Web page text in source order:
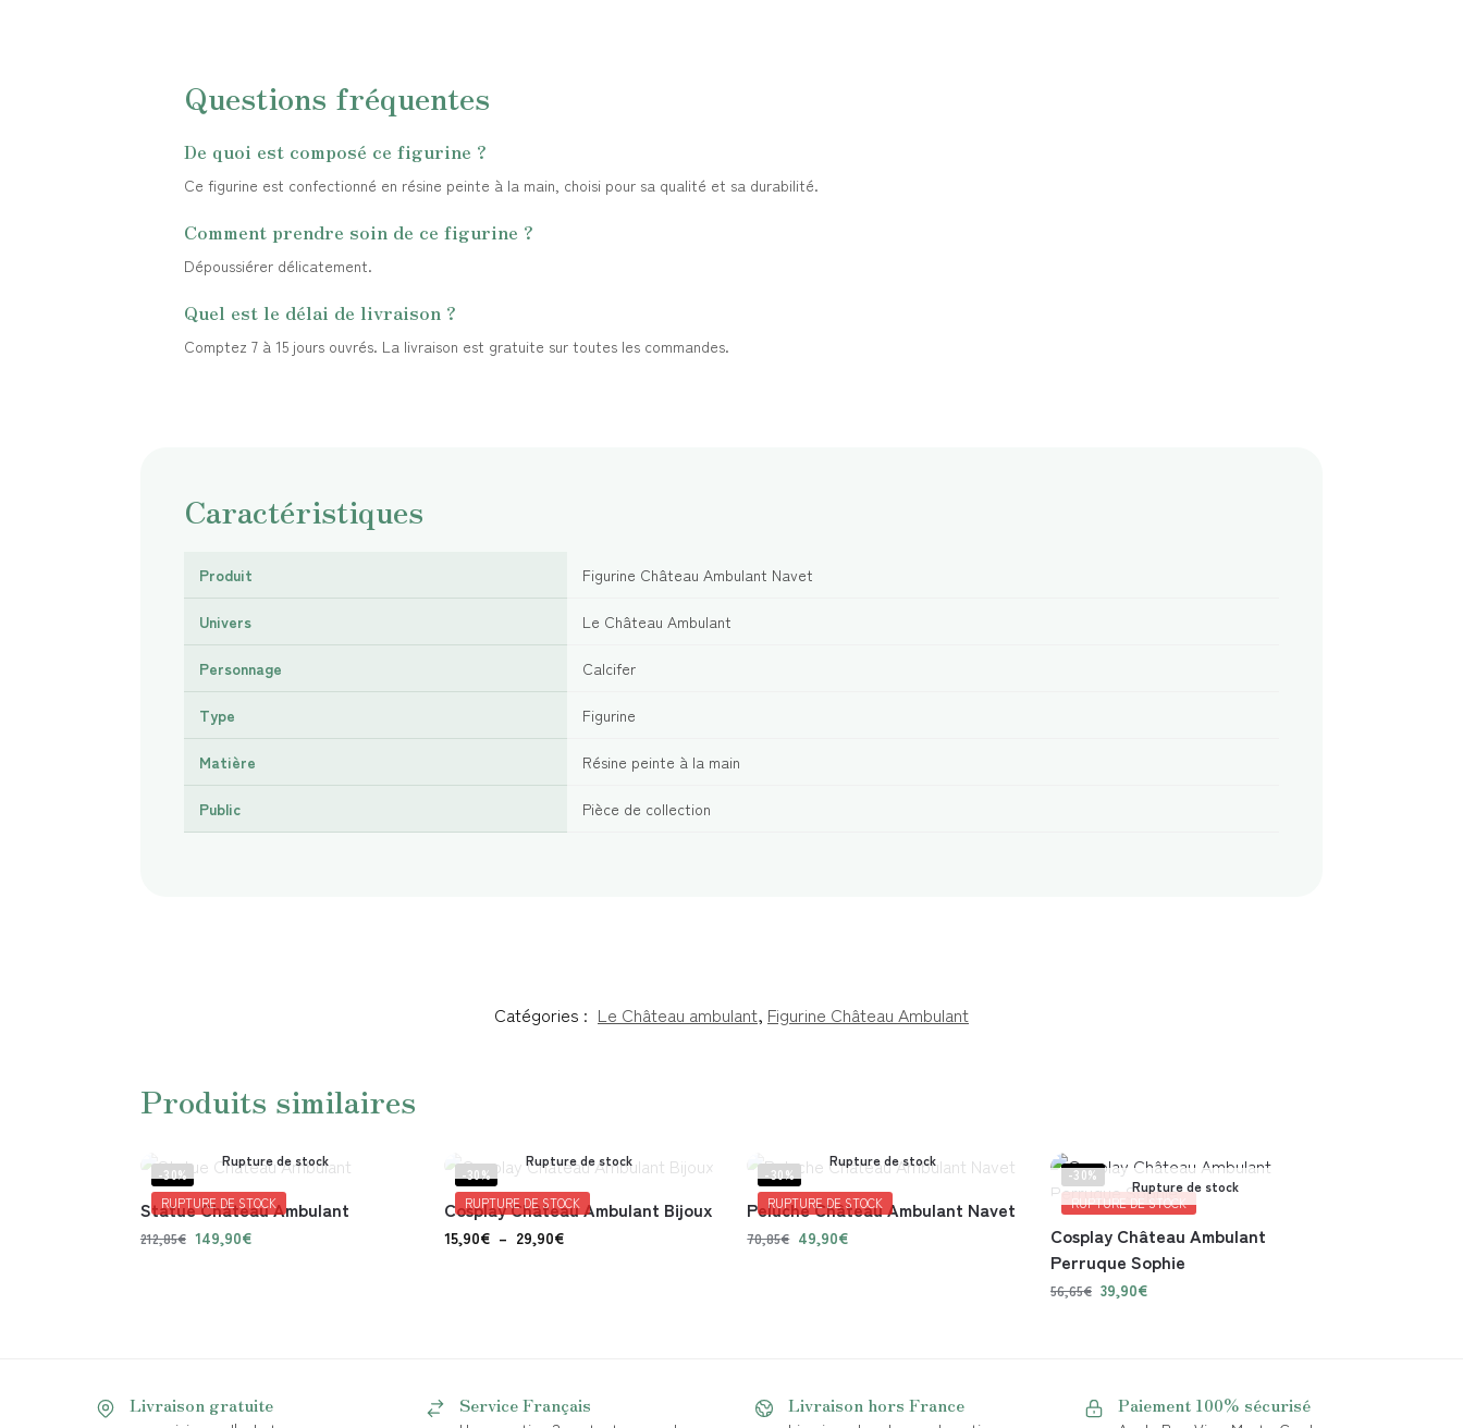
Questions fréquentes
De quoi est composé ce figurine ?
Ce figurine est confectionné en résine peinte à la main, choisi pour sa qualité et sa durabilité.
Comment prendre soin de ce figurine ?
Dépoussiérer délicatement.
Quel est le délai de livraison ?
Comptez 7 à 15 jours ouvrés. La livraison est gratuite sur toutes les commandes.
Caractéristiques
Produit Figurine Château Ambulant Navet
Univers Le Château Ambulant
Personnage Calcifer
Type Figurine
Matière Résine peinte à la main
Public Pièce de collection
Catégories : Le Château ambulant, Figurine Château Ambulant
Produits similaires
-30%
RUPTURE DE STOCK
Rupture de stock
Statue Château Ambulant
212,85€ 149,90€
-30%
RUPTURE DE STOCK
Rupture de stock
Cosplay Château Ambulant Bijoux
15,90€ – 29,90€
-30%
RUPTURE DE STOCK
Rupture de stock
Peluche Château Ambulant Navet
70,85€ 49,90€
-30%
RUPTURE DE STOCK
Rupture de stock
Cosplay Château Ambulant
Perruque Sophie
56,65€ 39,90€
Livraison gratuite Service Français Livraison hors France Paiement 100% sécurisé